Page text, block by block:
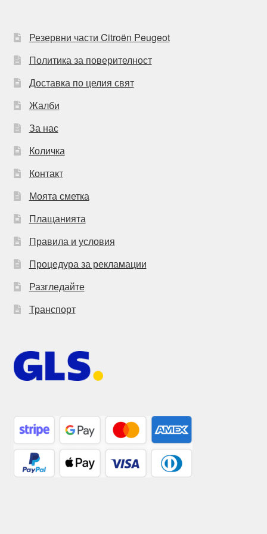
Резервни части Citroën Peugeot
Политика за поверителност
Доставка по целия свят
Жалби
За нас
Количка
Контакт
Моята сметка
Плащанията
Правила и условия
Процедура за рекламации
Разгледайте
Транспорт